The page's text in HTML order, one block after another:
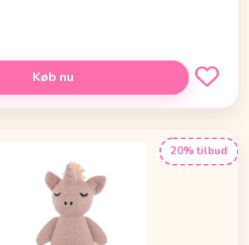
Køb nu
20% tilbud